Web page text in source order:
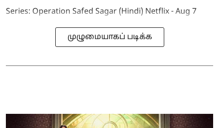
Series: Operation Safed Sagar (Hindi) Netflix - Aug 7
முழுமையாகப் படிக்க